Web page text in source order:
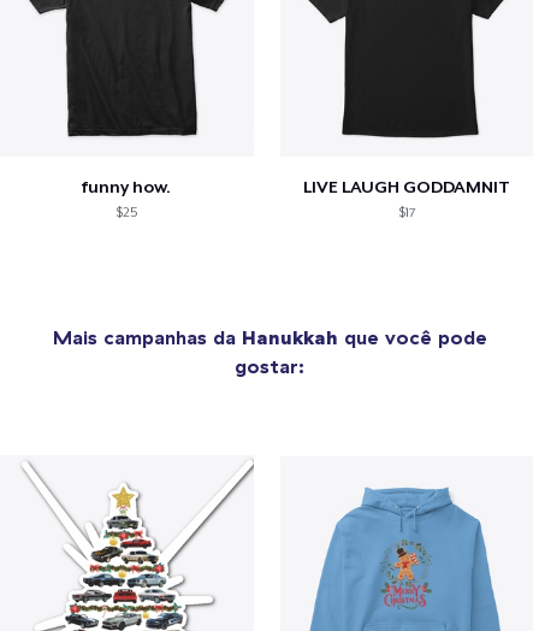
funny how.
$25
LIVE LAUGH GODDAMNIT
$17
Mais campanhas da Hanukkah que você pode
gostar: